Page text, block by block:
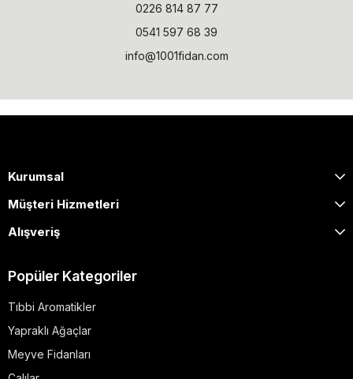
0226 814 87 77
0541 597 68 39
info@1001fidan.com
Kurumsal
Müşteri Hizmetleri
Alışveriş
Popüler Kategoriler
Tıbbi Aromatikler
Yapraklı Ağaçlar
Meyve Fidanları